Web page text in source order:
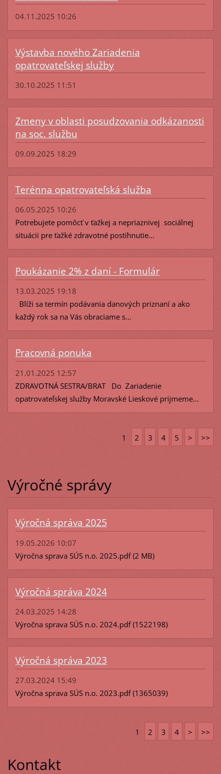
04.11.2025 10:26
Výstavba nového Zariadenia
opatrovateľskej služby
30.10.2025 11:51
Zmeny v oblasti posudzovania odkázanosti
na soc. službu
09.09.2025 18:29
Terénna opatrovateľská služba
06.05.2025 10:26
Potrebujete pomôcť v ťažkej a nepriaznivej sociálnej
situácii pre ťažké zdravotné postihnutie...
Poukázanie 2% z daní - Formulár
13.03.2025 19:18
Blíži sa termín podávania danových priznaní a ako
každý rok sa na Vás obraciame s...
Pracovná ponuka
21.01.2025 12:57
ZDRAVOTNÁ SESTRA/BRAT Do Zariadenie
opatrovateľskej služby Moravské Lieskové prijmeme...
1 2 3 4 5 > >>
Výročné správy
Výročná správa 2025
19.05.2026 10:07
Výročna sprava SÚS n.o. 2025.pdf (2 MB)
Výročná správa 2024
24.03.2025 14:28
Výročna sprava SÚS n.o. 2024.pdf (1522198)
Výročná správa 2023
27.03.2024 15:49
Výročna sprava SÚS n.o. 2023.pdf (1365039)
1 2 3 4 > >>
Kontakt